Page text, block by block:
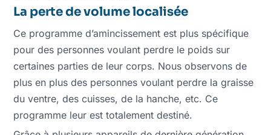
La perte de volume localisée
Ce programme d’amincissement est plus spécifique
pour des personnes voulant perdre le poids sur
certaines parties de leur corps. Nous observons de
plus en plus des personnes voulant perdre la graisse
du ventre, des cuisses, de la hanche, etc. Ce
programme leur est totalement destiné.